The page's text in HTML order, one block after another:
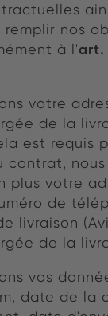
remplir nos
à l'art.
votre
de la
est requis
contrat, nous
plus votre
de
livraison
de la
vos
date de la